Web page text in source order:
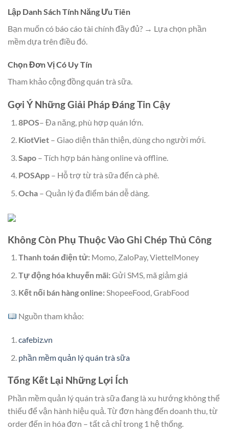
Lập Danh Sách Tính Năng Ưu Tiên
Bạn muốn có báo cáo tài chính đầy đủ? → Lựa chọn phần
mềm dựa trên điều đó.
Chọn Đơn Vị Có Uy Tín
Tham khảo cộng đồng quán trà sữa.
Gợi Ý Những Giải Pháp Đáng Tin Cậy
8POS– Đa năng, phù hợp quán lớn.
KiotViet– Giao diện thân thiện, dùng cho người mới.
Sapo– Tích hợp bán hàng online và offline.
POSApp– Hỗ trợ từ trà sữa đến cà phê.
Ocha– Quản lý đa điểm bán dễ dàng.
Không Còn Phụ Thuộc Vào Ghi Chép Thủ Công
Thanh toán điện tử:Momo, ZaloPay, ViettelMoney
Tự động hóa khuyến mãi:Gửi SMS, mã giảm giá
Kết nối bán hàng online:ShopeeFood, GrabFood
Nguồn tham khảo:
cafebiz.vn
phần mềm quản lý quán trà sữa
Tổng Kết Lại Những Lợi Ích
Phần mềm quản lý quán trà sữa đang là xu hướng không thể
thiếu để vận hành hiệu quả. Từ đơn hàng đến doanh thu, từ
order đến in hóa đơn – tất cả chỉ trong 1 hệ thống.